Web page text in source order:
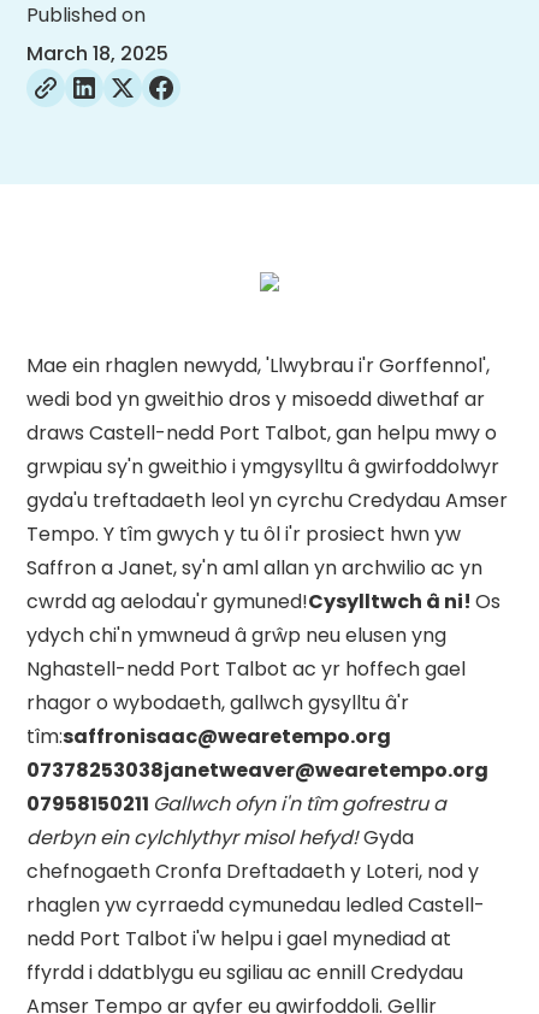
Published on
March 18, 2025
Mae ein rhaglen newydd, 'Llwybrau i'r Gorffennol',
wedi bod yn gweithio dros y misoedd diwethaf ar
draws Castell-nedd Port Talbot, gan helpu mwy o
grwpiau sy'n gweithio i ymgysylltu â gwirfoddolwyr
gyda'u treftadaeth leol yn cyrchu Credydau Amser
Tempo. Y tîm gwych y tu ôl i'r prosiect hwn yw
Saffron a Janet, sy'n aml allan yn archwilio ac yn
cwrdd ag aelodau'r gymuned!Cysylltwch â ni!Os
ydych chi'n ymwneud â grŵp neu elusen yng
Nghastell-nedd Port Talbot ac yr hoffech gael
rhagor o wybodaeth, gallwch gysylltu â'r
tîm:saffronisaac@wearetempo.org
07378253038janetweaver@wearetempo.org
07958150211 Gallwch ofyn i'n tîm gofrestru a
derbyn ein cylchlythyr misol hefyd!Gyda
chefnogaeth Cronfa Dreftadaeth y Loteri, nod y
rhaglen yw cyrraedd cymunedau ledled Castell-
nedd Port Talbot i'w helpu i gael mynediad at
ffyrdd i ddatblygu eu sgiliau ac ennill Credydau
Amser Tempo ar gyfer eu gwirfoddoli. Gellir